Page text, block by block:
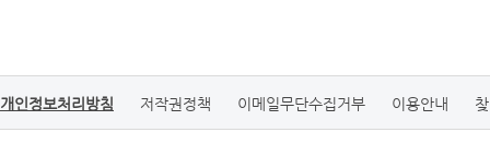
개인정보처리방침 저작권정책 이메일무단수집거부 이용안내